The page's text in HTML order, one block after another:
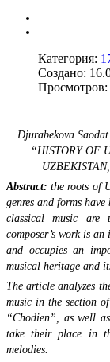
Категория:
Создано:
Просмотров:
Djurabekova
“HISTORY OF
UZBEKISTAN,
Abstract: the roots of
genres and forms
classical music are
composer’s work is
and occupies an
musical heritage and
The article analyzes
music in the section
“Chodien”, as well
take their place in
melodies.